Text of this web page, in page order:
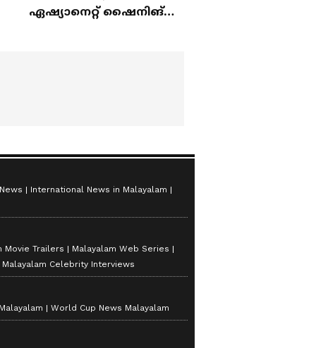
ഏഷ്യാനെറ്റ് ഷൈനിങ്
International News in Malayalam
Movie Trailers
Malayalam Web Series
Malayalam Celebrity Interviews
World Cup News Malayalam